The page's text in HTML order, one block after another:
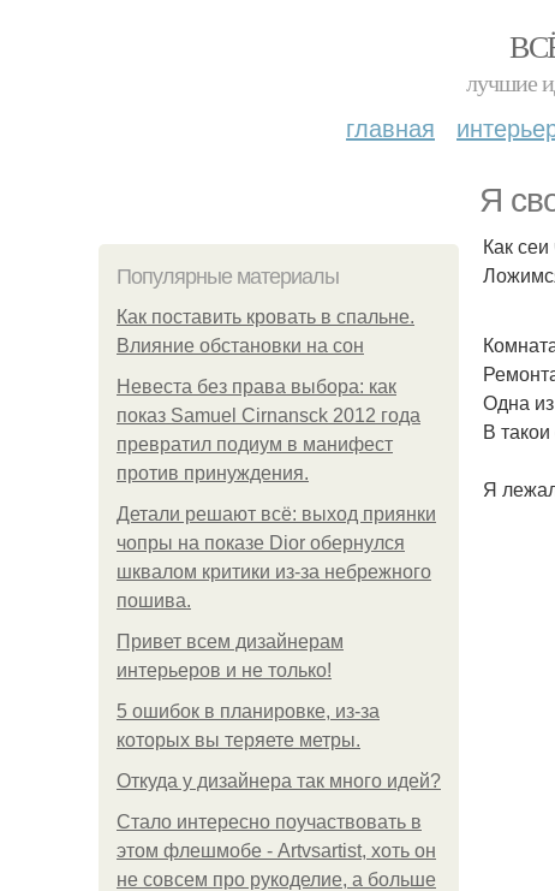
лучшие
главная
Я
Популярные материалы
Как поставить кровать в спальне.
Влияние обстановки на сон
Невеста без права выбора: как
показ Samuel Cirnansck 2012 года
превратил подиум в манифест
против принуждения.
Детали решают всё: выход приянки
чопры на показе Dior обернулся
шквалом критики из-за небрежного
пошива.
Привет всем дизайнерам
интерьеров и не только!
5 ошибок в планировке, из-за
которых вы теряете метры.
Откуда у дизайнера так много идей?
Стало интересно поучаствовать в
этом флешмобе - Artvsartist, хоть он
не совсем про рукоделие, а больше
Как
Одна
В
Я